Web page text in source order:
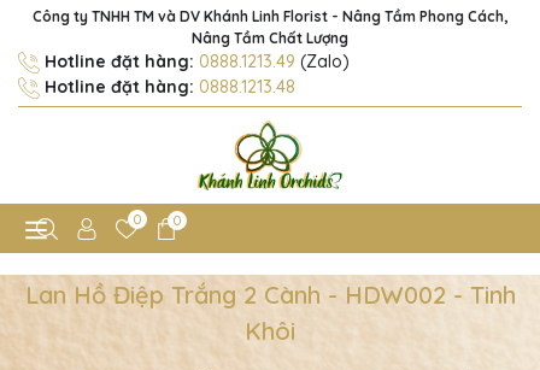
Công ty TNHH TM và DV Khánh Linh Florist - Nâng Tầm Phong Cách,
Nâng Tầm Chất Lượng
Hotline đặt hàng: 0888.1213.49 (Zalo)
Hotline đặt hàng: 0888.1213.48
0 0
Lan Hồ Điệp Trắng 2 Cành - HDW002 - Tinh
Khôi